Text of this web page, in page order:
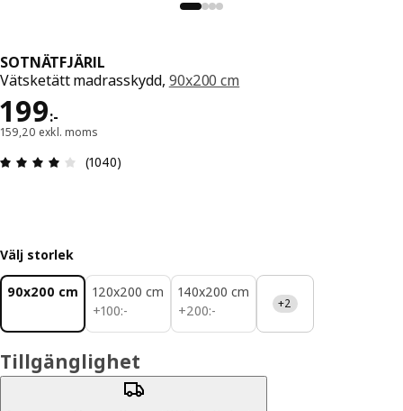
SOTNÄTFJÄRIL
Vätsketätt madrasskydd, 90x200 cm
199:-
Pris 199:-
159,20 exkl. moms
Recension: 4 utav 5 stjärnor. Totalt antal
(1040)
Välj storlek
90x200 cm
120x200 cm
+100:-
100:-
140x200 cm
+200:-
200:- +2
Tillgänglighet